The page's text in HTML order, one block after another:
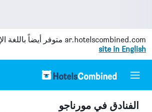
ar.hotelscombined.com متوفر أيضاً باللغة
site in English
الفنادق في مورناجو